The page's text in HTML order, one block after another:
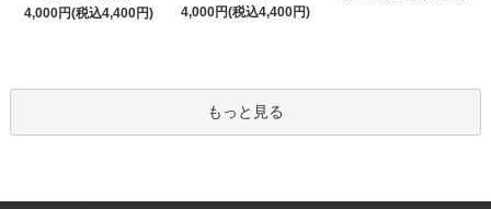
4,000円(税込4,400円)
4,000円(税込4,400円)
もっと見る